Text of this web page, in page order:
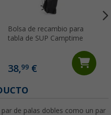
Bolsa de recambio para
tabla de SUP Camptime
38,99€
de palas dobles como un par